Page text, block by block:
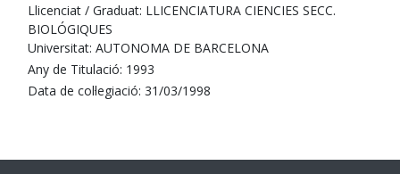
Llicenciat / Graduat: LLICENCIATURA CIENCIES SECC.
BIOLÓGIQUES
Universitat: AUTONOMA DE BARCELONA
Any de Titulació: 1993
Data de col·legiació: 31/03/1998